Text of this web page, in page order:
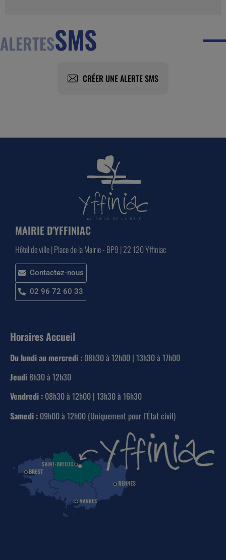
ALERTESSMS
CRÉER UNE ALERTE SMS
MAIRIE D'YFFINIAC
Hôtel de ville | Place de la Mairie - BP9 | 22 120 Yffiniac
Contactez-nous
02 96 72 60 33
Horaires Accueil
Du lundi au mercredi : 08h30 à 12h00 | 13h30 à 17h00
Jeudi 8h30 à 12h30
Vendredi : 08h30 à 12h00 | 13h30 à 16h30
Samedi : 09h00 à 12h00 (Uniquement pour l’État civil)